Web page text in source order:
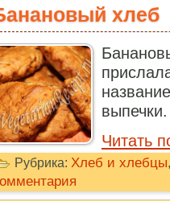
хлеб
Читать
Рубрика: Хлеб и хлебцы